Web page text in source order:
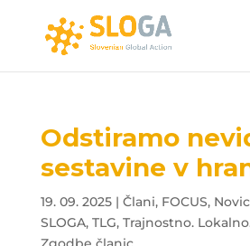
Odstiramo
sestavine v
19. 09. 2025| Člani, FOCUS,
SLOGA, TLG, Trajnostno.